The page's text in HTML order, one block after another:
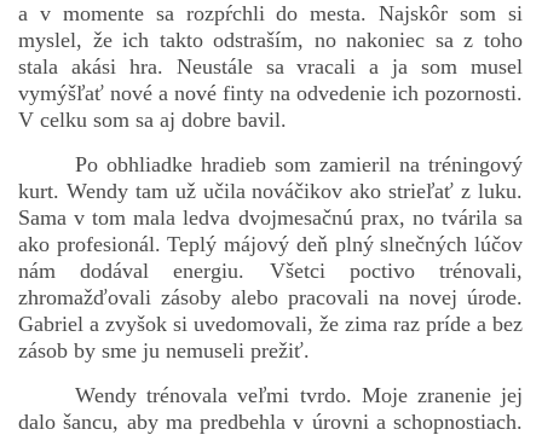
a v momente sa rozpŕchli do mesta. Najskôr som si
myslel, že ich takto odstraším, no nakoniec sa z toho
stala akási hra. Neustále sa vracali a ja som musel
vymýšľať nové a nové finty na odvedenie ich pozornosti.
V celku som sa aj dobre bavil.
Po obhliadke hradieb som zamieril na tréningový
kurt. Wendy tam už učila nováčikov ako strieľať z luku.
Sama v tom mala ledva dvojmesačnú prax, no tvárila sa
ako profesionál. Teplý májový deň plný slnečných lúčov
nám dodával energiu. Všetci poctivo trénovali,
zhromažďovali zásoby alebo pracovali na novej úrode.
Gabriel a zvyšok si uvedomovali, že zima raz príde a bez
zásob by sme ju nemuseli prežiť.
Wendy trénovala veľmi tvrdo. Moje zranenie jej
dalo šancu, aby ma predbehla v úrovni a schopnostiach.